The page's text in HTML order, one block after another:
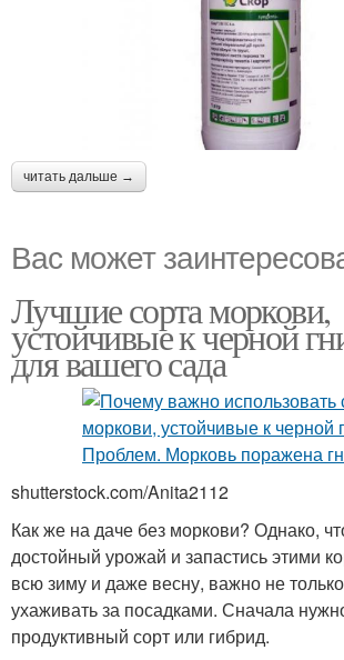
читать дальше →
Вас может
Лучшие сорта моркови,
устойчивые к черной
для вашего сада
shutterstock.com/Anita2112
Как же на даче без моркови? Однако,
достойный урожай и запастись этими
всю зиму и даже весну, важно не
ухаживать за посадками. Сначала
продуктивный сорт или гибрид.